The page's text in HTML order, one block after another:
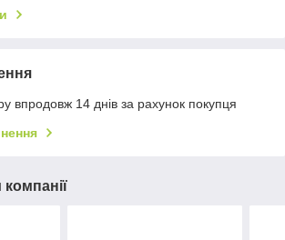
впродовж 14 днів за рахунок покупця
компанії